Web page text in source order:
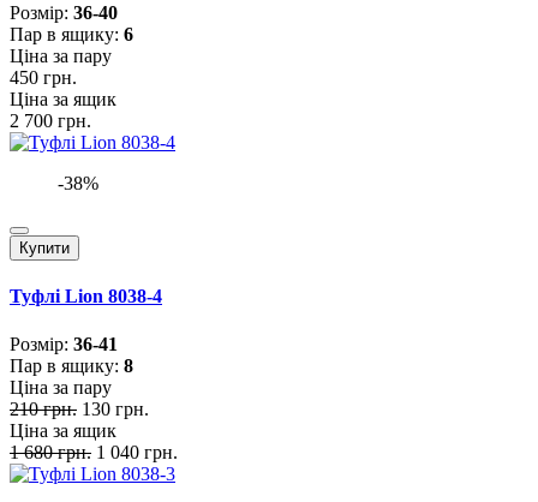
Розмiр: 36-40
Пар в ящику: 6
Ціна за пару
450 грн.
Ціна за ящик
2 700 грн.
-38%
Купити
Туфлі Lion 8038-4
Розмiр: 36-41
Пар в ящику: 8
Ціна за пару
210 грн. 130 грн.
Ціна за ящик
1 680 грн. 1 040 грн.